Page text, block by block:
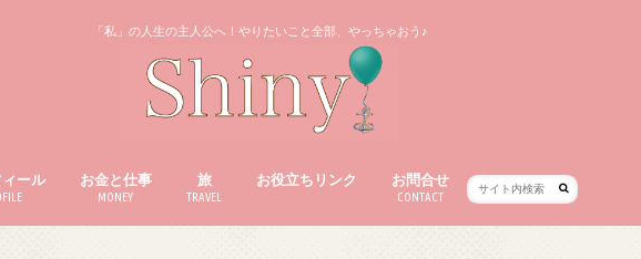
「私」の人生の主人公へ！やりたいこと全部、やっちゃおう♪
ール お金と仕事
MONEY
旅
TRAVEL
お役立ちリンク お問合せ
CONTACT